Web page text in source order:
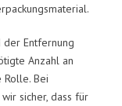
Entfernung
Anzahl an
Bei
sicher, dass für